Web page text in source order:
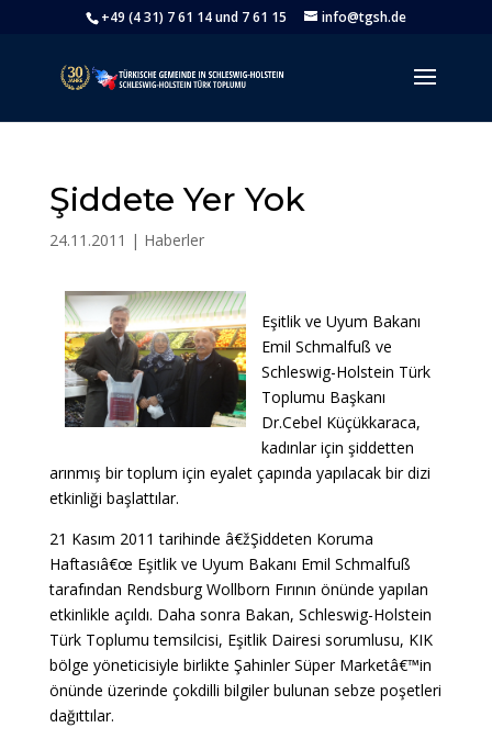
+49 (4 31) 7 61 14 und 7 61 15 info@tgsh.de
Şiddete Yer Yok
24.11.2011 | Haberler
Eşitlik ve Uyum Bakanı
Emil Schmalfuß ve
Schleswig-Holstein Türk
Toplumu Başkanı
Dr.Cebel Küçükkaraca,
kadınlar için şiddetten
arınmış bir toplum için eyalet çapında yapılacak bir dizi
etkinliği başlattılar.
21 Kasım 2011 tarihinde â€žŞiddeten Koruma
Haftasıâ€œ Eşitlik ve Uyum Bakanı Emil Schmalfuß
tarafından Rendsburg Wollborn Fırının önünde yapılan
etkinlikle açıldı. Daha sonra Bakan, Schleswig-Holstein
Türk Toplumu temsilcisi, Eşitlik Dairesi sorumlusu, KIK
bölge yöneticisiyle birlikte Şahinler Süper Marketâ€™in
önünde üzerinde çokdilli bilgiler bulunan sebze poşetleri
dağıttılar.